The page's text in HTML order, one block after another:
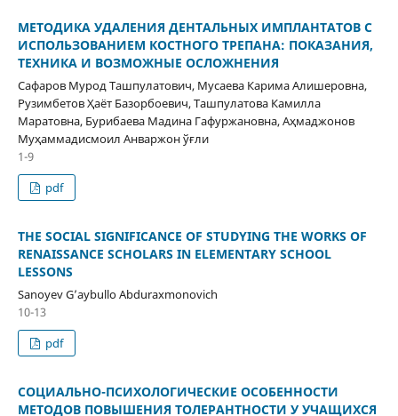
МЕТОДИКА УДАЛЕНИЯ ДЕНТАЛЬНЫХ ИМПЛАНТАТОВ С
ИСПОЛЬЗОВАНИЕМ КОСТНОГО ТРЕПАНА: ПОКАЗАНИЯ,
ТЕХНИКА И ВОЗМОЖНЫЕ ОСЛОЖНЕНИЯ
Сафаров Мурод Ташпулатович, Мусаева Карима Алишеровна,
Рузимбетов Ҳаёт Базорбоевич, Ташпулатова Камилла
Маратовна, Бурибаева Мадина Гафуржановна, Аҳмаджонов
Муҳаммадисмоил Анваржон ўғли
1-9
pdf
THE SOCIAL SIGNIFICANCE OF STUDYING THE WORKS OF
RENAISSANCE SCHOLARS IN ELEMENTARY SCHOOL
LESSONS
Sanoyev G’aybullo Abduraxmonovich
10-13
pdf
СОЦИАЛЬНО-ПСИХОЛОГИЧЕСКИЕ ОСОБЕННОСТИ
МЕТОДОВ ПОВЫШЕНИЯ ТОЛЕРАНТНОСТИ У УЧАЩИХСЯ